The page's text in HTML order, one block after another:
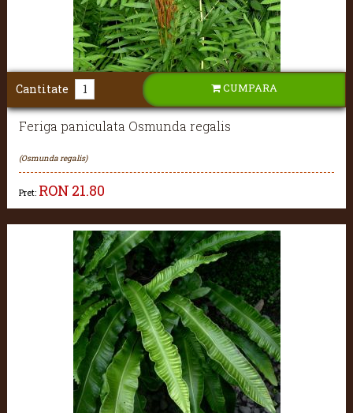
Feriga paniculata Osmunda regalis
(Osmunda regalis)
Pret: RON 21.80
Cantitate CUMPARA